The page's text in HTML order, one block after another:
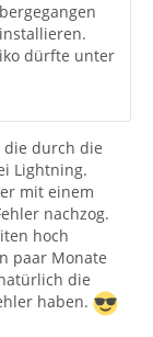
dürfte unter
die durch die
Lightning.
mit einem
nachzog.
hoch
paar Monate
die
haben.